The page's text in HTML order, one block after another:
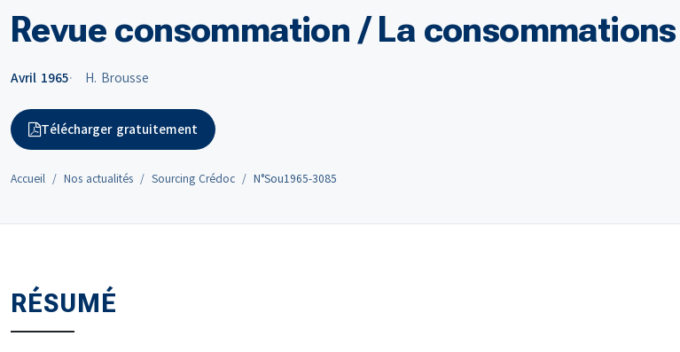
Revue consommation / La
Avril 1965 H. Brousse
Télécharger gratuitement
Accueil Nos actualités Sourcing Crédoc N°Sou1965-3085
RÉSUMÉ